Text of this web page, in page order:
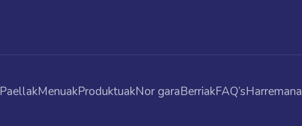
PaellakMenuakProduktuakNor garaBerriakFAQ’sHarremana